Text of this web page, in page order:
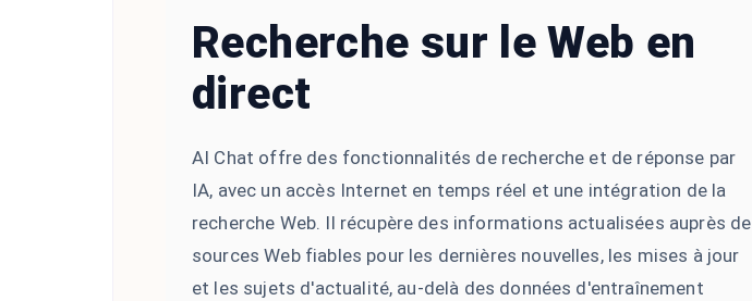
Recherche sur le Web en
direct
AI Chat offre des fonctionnalités de recherche et de réponse par
IA, avec un accès Internet en temps réel et une intégration de la
recherche Web. Il récupère des informations actualisées auprès de
sources Web fiables pour les dernières nouvelles, les mises à jour
et les sujets d'actualité, au-delà des données d'entraînement